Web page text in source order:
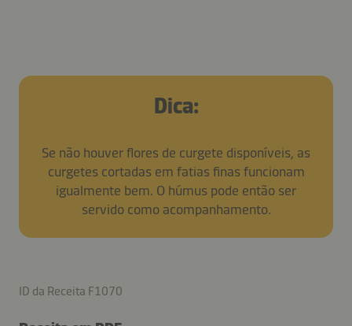
Dica:
Se não houver flores de curgete disponíveis, as
curgetes cortadas em fatias finas funcionam
igualmente bem. O húmus pode então ser
servido como acompanhamento.
ID da Receita F1070